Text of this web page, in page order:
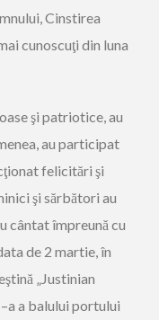
Cinstirea
cunoscuţi din luna
şi patriotice, au
au participat
felicitări şi
şi sărbători au
cântat împreună cu
de 2 martie, în
„Justinian
a balului portului